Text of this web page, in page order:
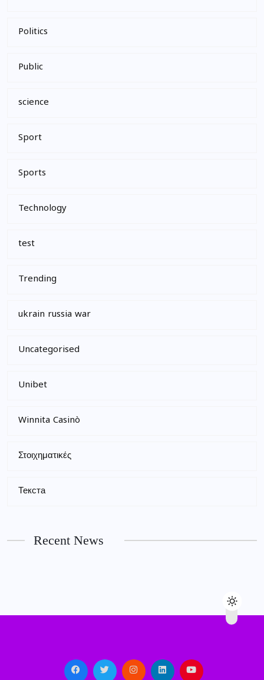
Politics
Public
science
Sport
Sports
Technology
test
Trending
ukrain russia war
Uncategorised
Unibet
Winnita Casinò
Στοιχηματικές
Текста
Recent News